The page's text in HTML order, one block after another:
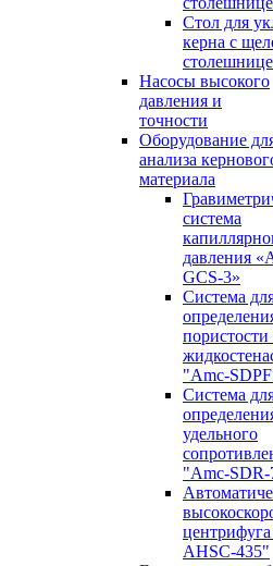
Стол для
керна с
Насосы высокого
давления и
точности
Оборудование
анализа
материала
система
давления
GCS-3»
Система
пористости
"Amc-
Система
удельного
"Amc-SDR-
AHSC-435"